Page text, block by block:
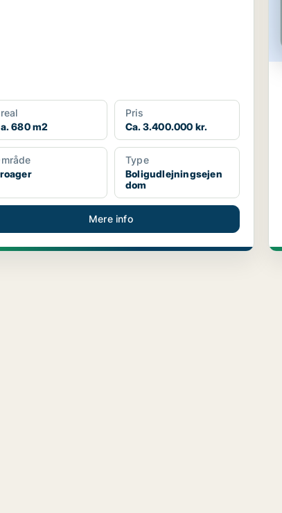
680 m2
Pris
Ca. 3.400.000 kr.
Type
Boligudlejningsejen
dom
Mere info